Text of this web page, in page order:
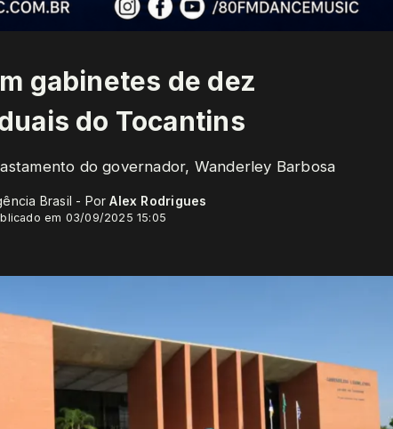
gabinetes de dez
do Tocantins
do governador, Wanderley Barbosa
Brasil - PorAlex Rodrigues
em 03/09/2025 15:05